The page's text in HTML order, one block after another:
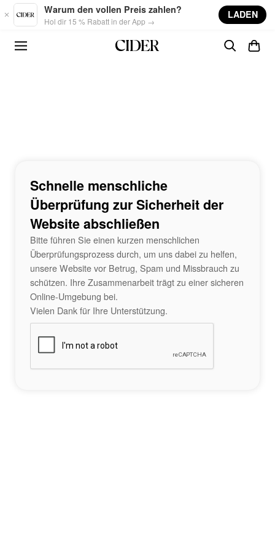
Skip to main content
Warum den vollen Preis zahlen?
Hol dir 15 % Rabatt in der App →
LADEN
Schnelle menschliche
Überprüfung zur Sicherheit der
Website abschließen
Bitte führen Sie einen kurzen menschlichen
Überprüfungsprozess durch, um uns dabei zu helfen,
unsere Website vor Betrug, Spam und Missbrauch zu
schützen. Ihre Zusammenarbeit trägt zu einer sicheren
Online-Umgebung bei.
Vielen Dank für Ihre Unterstützung.